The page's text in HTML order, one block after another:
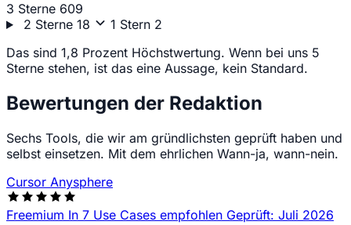
3 Sterne 609
2 Sterne 18 1 Stern 2
Das sind 1,8 Prozent Höchstwertung. Wenn bei uns 5
Sterne stehen, ist das eine Aussage, kein Standard.
Bewertungen der Redaktion
Sechs Tools, die wir am gründlichsten geprüft haben und
selbst einsetzen. Mit dem ehrlichen Wann-ja, wann-nein.
Cursor Anysphere
Freemium In 7 Use Cases empfohlen Geprüft: Juli 2026